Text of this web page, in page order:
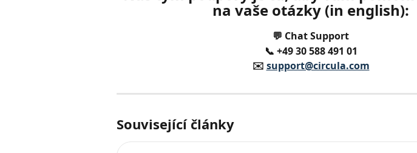
na vaše otázky (in english):
💬 Chat Support
📞 +49 30 588 491 01
✉️ support@circula.com
Související články